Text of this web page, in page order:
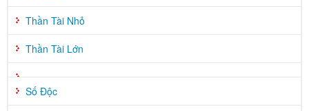
Thần Tài Nhỏ
Thần Tài Lớn
Số Độc